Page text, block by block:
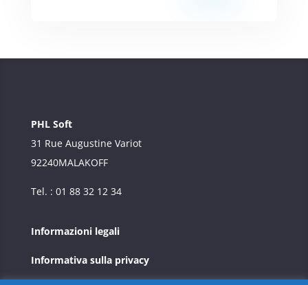
PHL Soft
31 Rue Augustine Variot
92240MALAKOFF
Tel. : 01 88 32 12 34
Informazioni legali
Informativa sulla privacy